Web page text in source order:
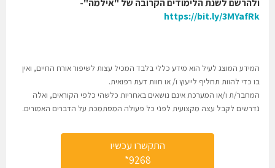
ולהרשם לשנת הלימודים הקרובה של "אילמה"-
https://bit.ly/3MYafRk
המידע המוצג לעיל הוא מידע כללי בלבד המכיל עצות לשיפור אורח החיים, ואין
בו כדי להוות תחליף לייעוץ ו/ או חוות דעת רפואית.
המחבר/ת ו/או המערכת אינם נושאים באחריות כלשהי כלפי הקוראים, ואלה
נדרשים לקבל עצה מקצועית לפני כל פעולה המסתמכת על הדברים האמורים.
התקשרו עכשיו
9268*